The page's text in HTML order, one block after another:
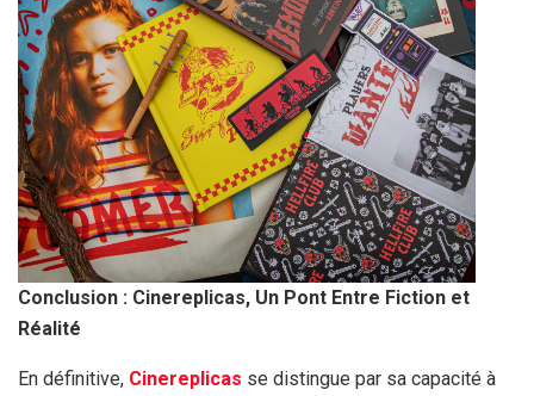
Conclusion : Cinereplicas, Un Pont Entre Fiction et
Réalité
En définitive, Cinereplicas se distingue par sa capacité à